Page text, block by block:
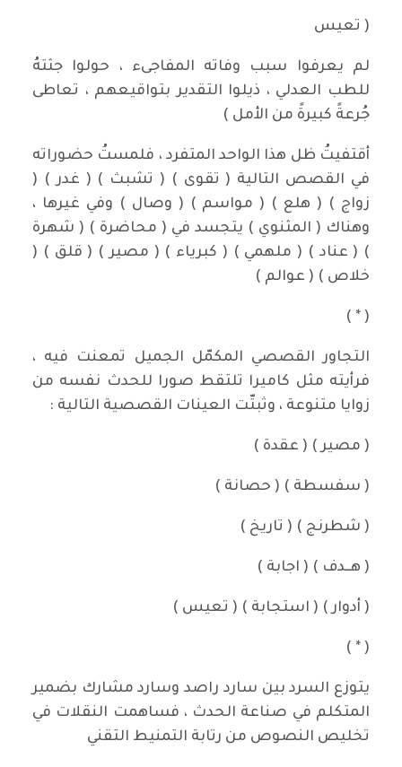
( تعيس
لم يعرفوا سبب وفاته المفاجىء ، حولوا جثتهُ
للطب العدلي ، ذيلوا التقدير بتواقيعهم ، تعاطى
جُرعةً كبيرةً من الأمل )
أقتفيتُ ظل هذا الواحد المتفرد ، فلمستُ حضوراته
في القصص التالية ( تقوى ) ( تشبث ) ( غدر ) (
زواج ) ( هلع ) ( مواسم ) ( وصال ) وفي غيرها ،
وهناك ( المثنوي ) يتجسد في ( محاضرة ) ( شهرة
) ( عناد ) ( ملهمي ) ( كبرياء ) ( مصير ) ( قلق ) (
خلاص ) ( عوالم )
( * )
التجاور القصصي المكمّل الجميل تمعنت فيه ،
فرأيته مثل كاميرا تلتقط صورا للحدث نفسه من
زوايا متنوعة ، وثبتّت العينات القصصية التالية :
( مصير ) ( عقدة )
( سفسطة ) ( حصانة )
( شطرنج ) ( تاريخ )
( هــدف ) ( اجابة )
( أدوار ) ( استجابة ) ( تعيس )
( * )
يتوزع السرد بين سارد راصد وسارد مشارك بضمير
المتكلم في صناعة الحدث ، فساهمت النقلات في
تخليص النصوص من رتابة التمنيط التقني